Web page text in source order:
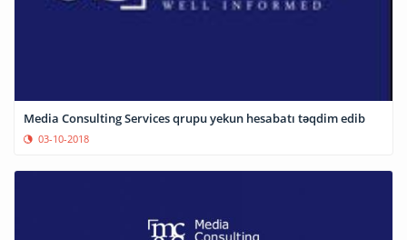
Media Consulting Services qrupu yekun hesabatı təqdim edib
03-10-2018